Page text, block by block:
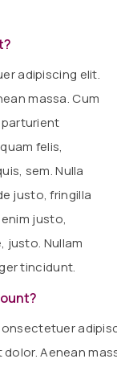
adipiscing elit.
massa. Cum
felis,
sem. Nulla
justo, fringilla
justo,
justo. Nullam
tincidunt.
Aenean